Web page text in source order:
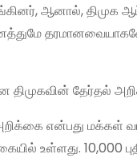
ஆனால், திமுக
திமுகவின் தேர்தல்
என்பது மக்கள்
உள்ளது. 10,000